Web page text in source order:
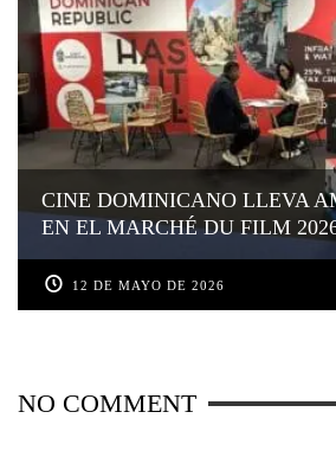
CINE DOMINICANO LLEVA
EN EL MARCHÉ DU FILM
12 DE MAYO DE 2026
NO COMMENT